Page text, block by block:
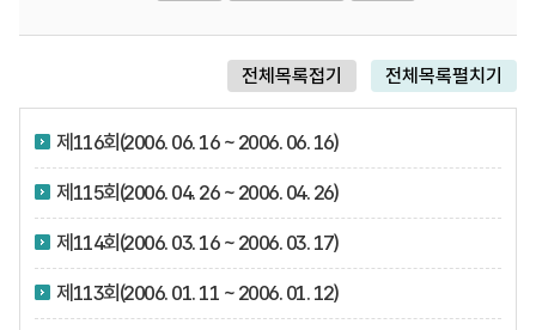
제116회(2006. 06. 16 ~ 2006. 06. 16)
제115회(2006. 04. 26 ~ 2006. 04. 26)
제114회(2006. 03. 16 ~ 2006. 03. 17)
제113회(2006. 01. 11 ~ 2006. 01. 12)
전체목록접기 전체목록펼치기